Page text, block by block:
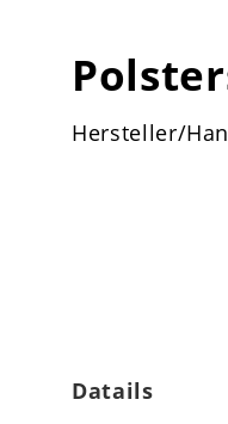
Hersteller/
Datails